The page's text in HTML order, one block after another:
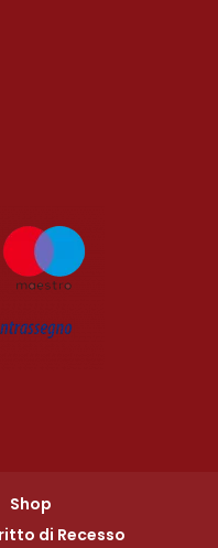
Shop
di Recesso